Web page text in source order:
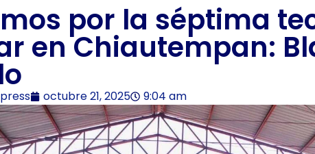
por la séptima
en Chiautempan:
octubre 21, 2025 9:04 am